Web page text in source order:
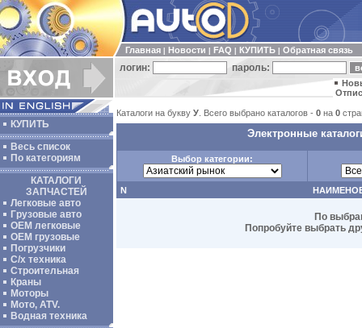
Главная Новости FAQ КУПИТЬ Обратная связь
логин: пароль:
КУПИТЬ
Весь список
По категориям
КАТАЛОГИ
ЗАПЧАСТЕЙ
Легковые авто
Грузовые авто
ОЕМ легковые
OEM грузовые
Погрузчики
С/х техника
Строительная
Краны
Моторы
Мото, ATV.
Водная техника
Каталоги на букву У . Всего выбрано каталогов - 0 на 0
Электронные
Выбор категории:
N
По
Попробуйте выбрать